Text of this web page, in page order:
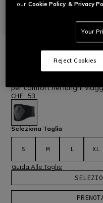
MOTO PROTEZIONI
FASCIA MOTO PER
per comfort nei lunghi
CHF 53
selezionato
Seleziona Taglia
S M L XL
Guida Alle Taglie
our Cookie Policy & Privacy
Your
Reject Cookies